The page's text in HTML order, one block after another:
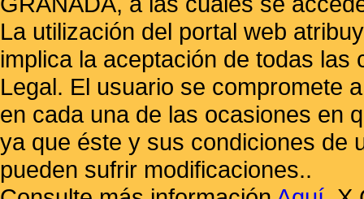
La utilización del portal web
implica la aceptación de todas
Legal. El usuario se compromete
en cada una de las ocasiones en
ya que éste y sus condiciones de
pueden sufrir modificaciones..